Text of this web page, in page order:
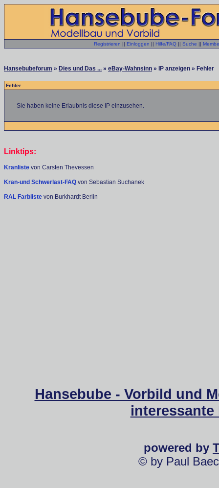
Registrieren || Einloggen || Hilfe/FAQ || Suche ||
Hansebubeforum » Dies und Das ... » eBay-Wahnsinn » IP anzeigen » Fehler
Fehler
Sie haben keine Erlaubnis diese IP einzusehen.
Linktips:
Kranliste von Carsten Thevessen
Kran-und Schwerlast-FAQ von Sebastian Suchanek
RAL Farbliste von Burkhardt Berlin
Hansebube - Vorbild und
powered by
© by Paul